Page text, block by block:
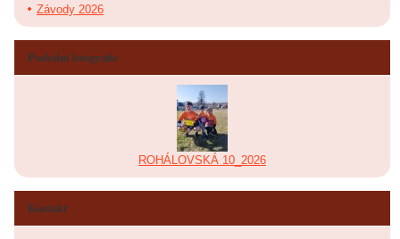
Závody 2026
Poslední fotografie
ROHÁLOVSKÁ 10_2026
Kontakt